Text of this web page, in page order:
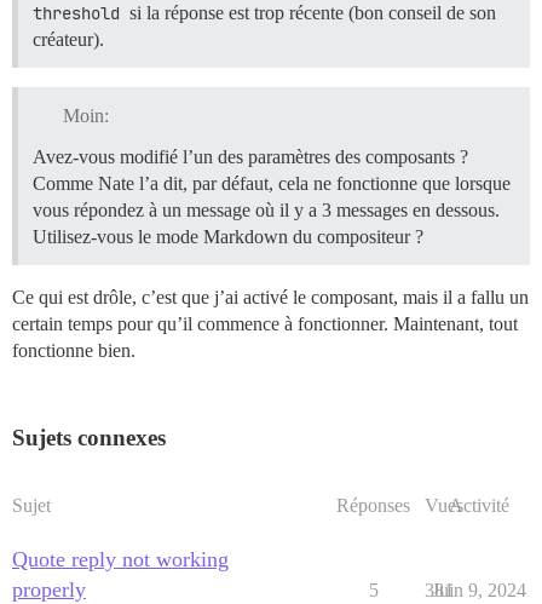
threshold si la réponse est trop récente (bon conseil de son
créateur).
Moin:
Avez-vous modifié l’un des paramètres des composants ?
Comme Nate l’a dit, par défaut, cela ne fonctionne que lorsque
vous répondez à un message où il y a 3 messages en dessous.
Utilisez-vous le mode Markdown du compositeur ?
Ce qui est drôle, c’est que j’ai activé le composant, mais il a fallu un
certain temps pour qu’il commence à fonctionner. Maintenant, tout
fonctionne bien.
Sujets connexes
Sujet Réponses VuesActivité
Quote reply not working
properly
5 381
Juin 9, 2024